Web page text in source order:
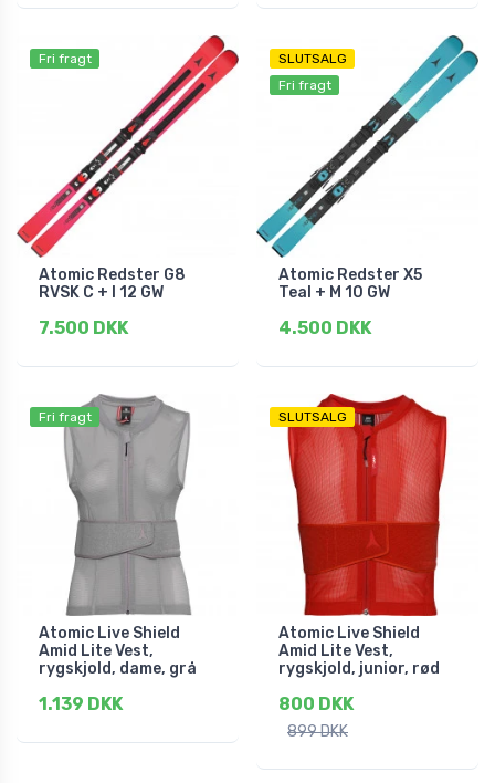
Fri fragt
Atomic Redster G8
RVSK C + I 12 GW
7.500 DKK
SLUTSALG
Fri fragt
Atomic Redster X5
Teal + M 10 GW
4.500 DKK
Fri fragt
Atomic Live Shield
Amid Lite Vest,
rygskjold, dame, grå
1.139 DKK
SLUTSALG
Atomic Live Shield
Amid Lite Vest,
rygskjold, junior, rød
800 DKK
899 DKK